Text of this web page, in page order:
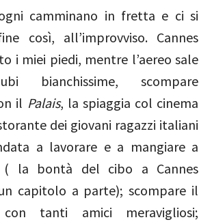
camminano in fretta e ci si
così, all’improvviso. Cannes
i miei piedi, mentre l’aereo sale
scompare
il Palais, la spiaggia col cinema
dei giovani ragazzi italiani
a lavorare e a mangiare a
( la bontà del cibo a Cannes
capitolo a parte); scompare il
tanti amici meravigliosi;